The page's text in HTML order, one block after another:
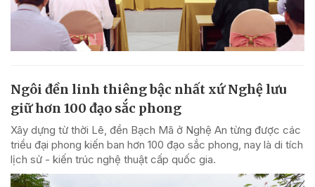
Ngôi đền linh thiêng bậc nhất xứ Nghệ lưu
giữ hơn 100 đạo sắc phong
Xây dựng từ thời Lê, đền Bạch Mã ở Nghệ An từng được các
triều đại phong kiến ban hơn 100 đạo sắc phong, nay là di tích
lịch sử - kiến trúc nghệ thuật cấp quốc gia.